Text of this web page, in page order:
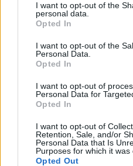
I want to opt-out of the
personal data.
Opted In
I want to opt-out of the
Personal Data.
Opted In
I want to opt-out of
Personal Data for
Opted In
I want to opt-out of
Retention, Sale, and/or
Personal Data that Is
Purposes for which it was
Opted Out
Life
κολυμπήσεις στην
Αττική: Οι 29
ακατάλληλες παραλίες